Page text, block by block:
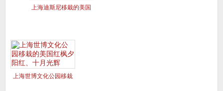
上海迪斯尼移栽的美国
上海世博文化公园移栽